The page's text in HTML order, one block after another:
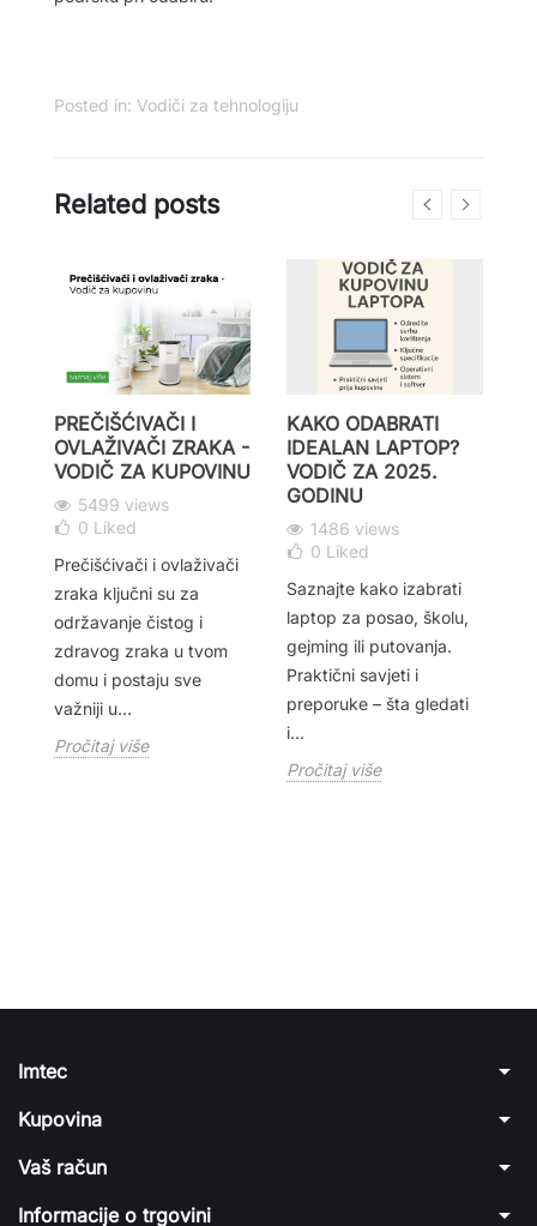
Posted in: Vodiči za tehnologiju
Related posts
PREČIŠĆIVAČI I
OVLAŽIVAČI ZRAKA -
VODIČ ZA KUPOVINU
5499 views
0 Liked
Prečišćivači i ovlaživači
zraka ključni su za
održavanje čistog i
zdravog zraka u tvom
domu i postaju sve
važniji u...
Pročitaj više
KAKO ODABRATI
IDEALAN LAPTOP?
VODIČ ZA 2025.
GODINU
1486 views
0 Liked
Saznajte kako izabrati
laptop za posao, školu,
gejming ili putovanja.
Praktični savjeti i
preporuke – šta gledati
i...
Pročitaj više
Imtec arrow_drop_down
Kupovina arrow_drop_down
Vaš račun arrow_drop_down
Informacije o trgovini arrow_drop_down